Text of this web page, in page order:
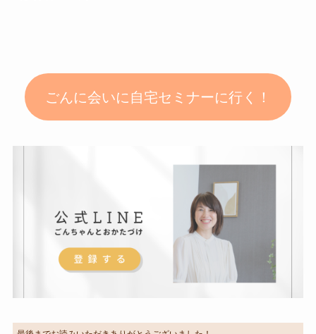
ごんに会いに自宅セミナーに行く！